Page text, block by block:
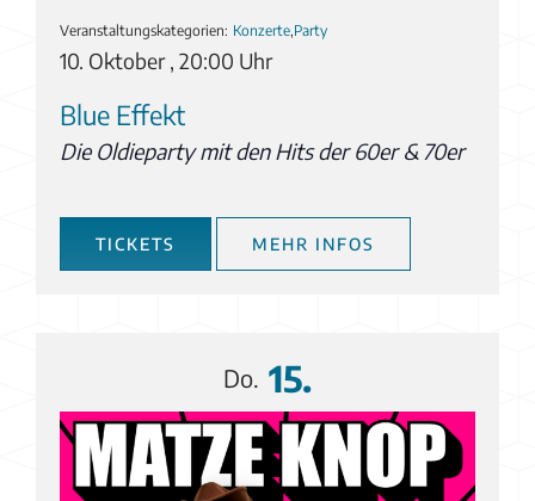
10. Oktober , 20:00 Uhr
Veranstaltungskategorien: Konzerte,Party
Blue Effekt
Die Oldieparty mit den Hits der 60er & 70er
TICKETS MEHR INFOS
Do. 15.